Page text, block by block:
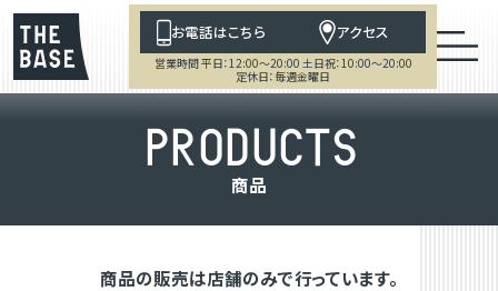
お電話はこちら アクセス
営業時間 平日：12:00～20:00 土日祝：10:00～20:00
定休日：毎週金曜日
PRODUCTS
商品
商品の販売は店舗のみで行っています。